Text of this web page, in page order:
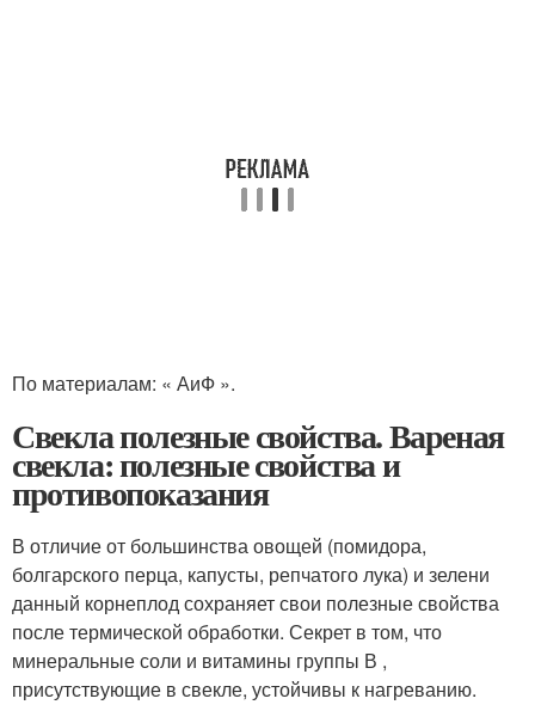
По материалам: « АиФ ».
Свекла полезные свойства. Вареная
свекла: полезные свойства и
противопоказания
В отличие от большинства овощей (помидора,
болгарского перца, капусты, репчатого лука) и зелени
данный корнеплод сохраняет свои полезные свойства
после термической обработки. Секрет в том, что
минеральные соли и витамины группы В ,
присутствующие в свекле, устойчивы к нагреванию.